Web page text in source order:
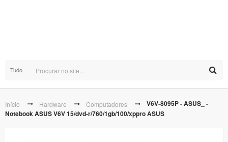
Tudo
Início Hardware Computadores
V6V-8095P - ASUS_ -
Notebook ASUS V6V 15/dvd-r/760/1gb/100/xppro ASUS